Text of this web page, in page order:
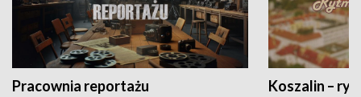
Pracownia reportażu Koszalin –